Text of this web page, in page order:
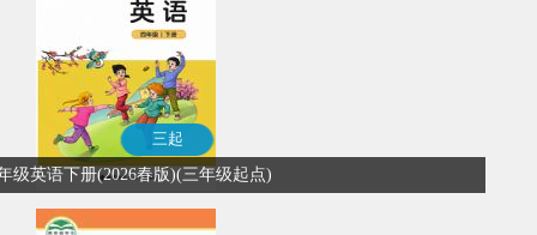
三起
级英语下册(2026春版)(三年级起点)